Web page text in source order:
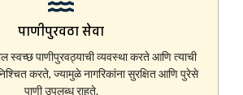
पाणीपुरवठा सेवा
स्वच्छ पाणीपुरवठ्याची व्यवस्था करते आणि त्याची
करते, ज्यामुळे नागरिकांना सुरक्षित आणि पुरेसे
पाणी उपलब्ध राहते.